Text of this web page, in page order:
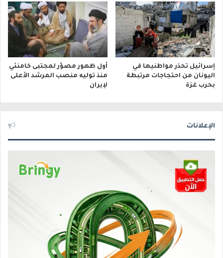
إسرائيل تحذر مواطنيها في
اليونان من احتجاجات مرتبطة
بحرب غزة
أول ظهور مصوّر لمجتبى خامنئي
منذ توليه منصب المرشد الأعلى
لإيران
الإعلانات